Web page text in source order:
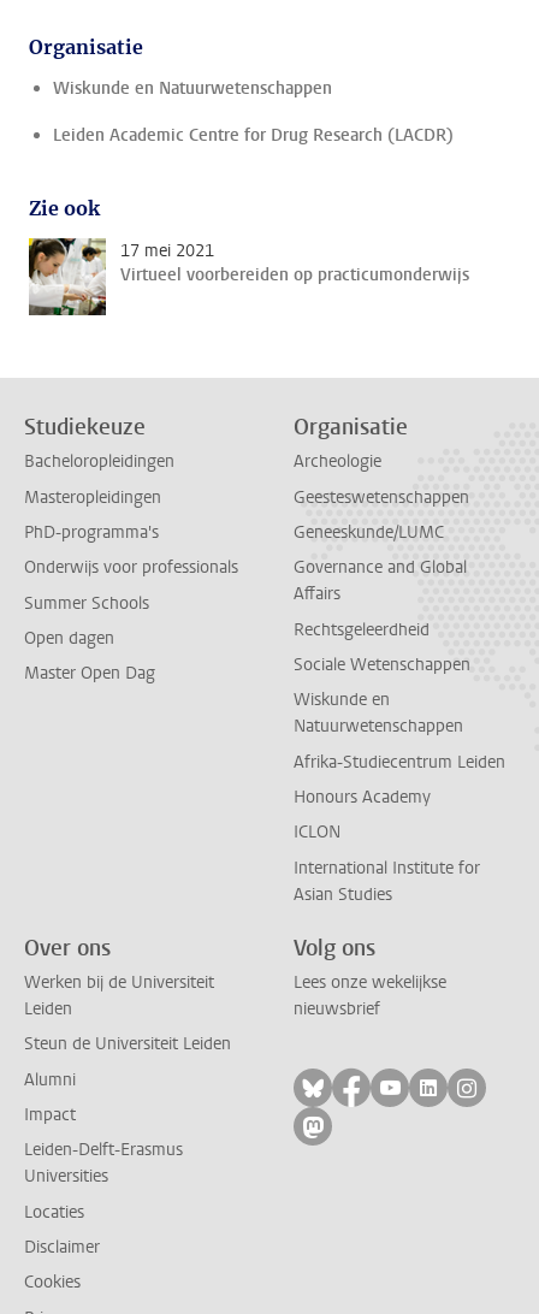
Organisatie
Wiskunde en Natuurwetenschappen
Leiden Academic Centre for Drug Research (LACDR)
Zie ook
17 mei 2021
Virtueel voorbereiden op practicumonderwijs
Studiekeuze
Bacheloropleidingen
Masteropleidingen
PhD-programma's
Onderwijs voor professionals
Summer Schools
Open dagen
Master Open Dag
Organisatie
Archeologie
Geesteswetenschappen
Geneeskunde/LUMC
Governance and Global
Affairs
Rechtsgeleerdheid
Sociale Wetenschappen
Wiskunde en
Natuurwetenschappen
Afrika-Studiecentrum Leiden
Honours Academy
ICLON
International Institute for
Asian Studies
Over ons
Werken bij de Universiteit
Leiden
Steun de Universiteit Leiden
Alumni
Impact
Leiden-Delft-Erasmus
Universities
Locaties
Disclaimer
Cookies
Volg ons
Lees onze wekelijkse
nieuwsbrief
Volg ons op bluesky
Volg ons op
Volg ons op
Volg ons
Volg
Volg ons op mastodon